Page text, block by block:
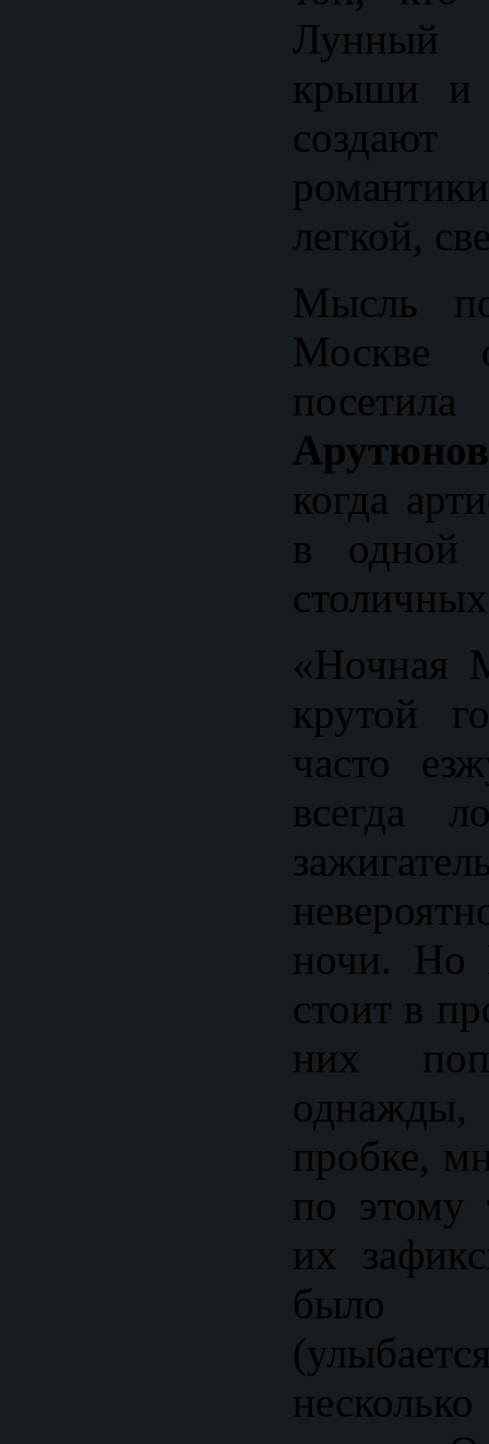
Лунный
крыши и
легкой,
Мысль
Москве
когда
в одной
«Ночная
крутой
часто
всегда
ночи. Но
стоит в
них
пробке,
по этому
их
было